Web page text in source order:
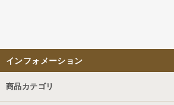
インフォメーション
商品カテゴリ